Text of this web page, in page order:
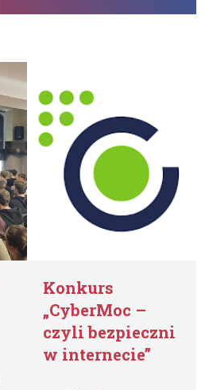
Konkurs
„CyberMoc –
czyli bezpieczni
w internecie”